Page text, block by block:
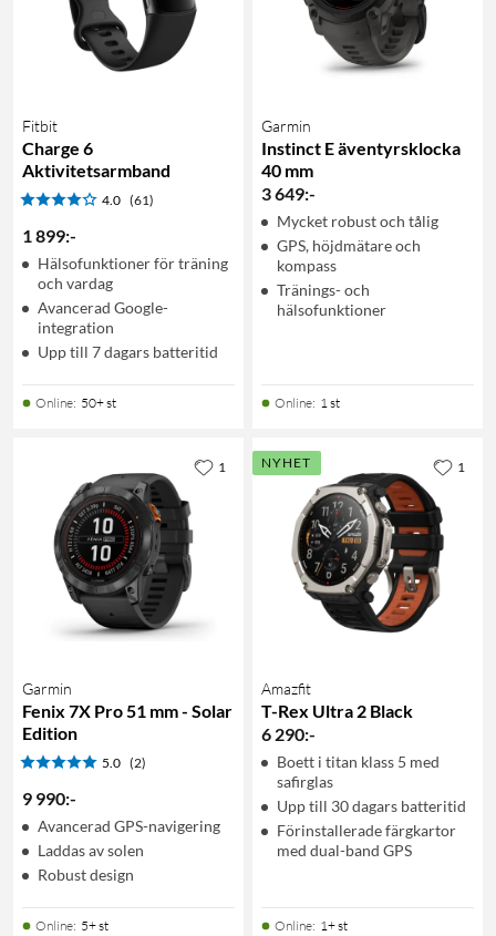
Fitbit
Charge 6
Aktivitetsarmband
4.0 (61)
1 899:-
Hälsofunktioner för träning
och vardag
Avancerad Google-
integration
Upp till 7 dagars batteritid
Online: 50+ st
Garmin
Instinct E äventyrsklocka
40 mm
3 649:-
Mycket robust och tålig
GPS, höjdmätare och
kompass
Tränings- och
hälsofunktioner
Online: 1 st
Garmin
Fenix 7X Pro 51 mm - Solar
Edition
5.0 (2)
9 990:-
Avancerad GPS-navigering
Laddas av solen
Robust design
Online: 5+ st
1 NYHET
Amazfit
T-Rex Ultra 2 Black
6 290:-
Boett i titan klass 5 med
safirglas
Upp till 30 dagars batteritid
Förinstallerade färgkartor
med dual-band GPS
Online: 1+ st
1